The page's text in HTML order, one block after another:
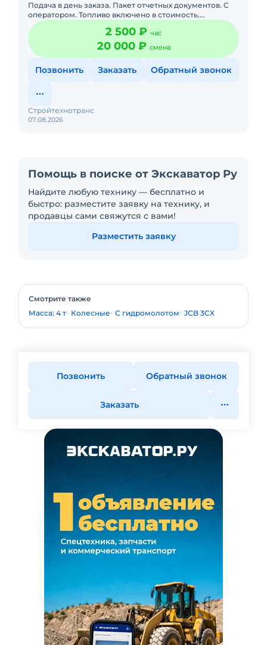
Подача в день заказа. Пакет отчетных документов. С
оператором. Топливо включено в стоимость.
Долгосрочная аренда. Краткосрочная аренда. Техника
с малой наработк
2 500 ₽ час
20 000 ₽ смена
Позвонить Заказать Обратный звонок
07.08.2026
Стройтехнотранс
Помощь в поиске от Экскаватор Ру
Найдите любую технику — бесплатно и
быстро: разместите заявку на технику, и
продавцы сами свяжутся с вами!
Разместить заявку
Смотрите также
Масса: 4 т Колесные С гидромолотом JCB 3CX
Позвонить Обратный звонок
Заказать